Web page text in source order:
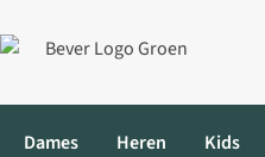
Dames Heren Kids